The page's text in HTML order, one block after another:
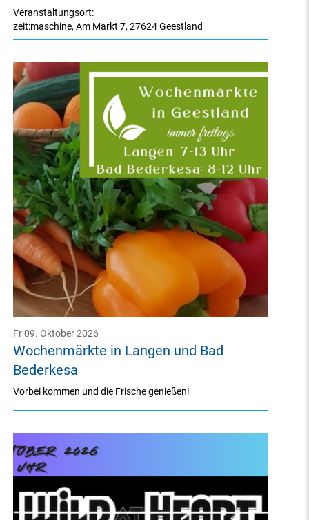
Veranstaltungsort:
zeit:maschine,Am Markt 7,27624 Geestland
Wochenmärkte in Langen und Bad
Bederkesa
Fr 09. Oktober 2026
Vorbei kommen und die Frische genießen!